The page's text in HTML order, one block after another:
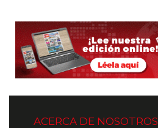
ACERCA DE NOSOTROS